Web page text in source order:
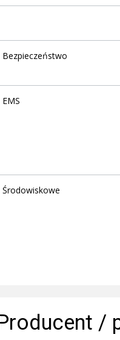
Bezpieczeństwo
EMS
Środowiskowe
/